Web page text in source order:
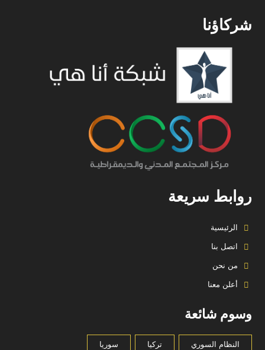
شركاؤنا
روابط سريعة
الرئيسية
اتصل بنا
من نحن
أعلن معنا
وسوم شائعة
النظام السوري تركيا سوريا